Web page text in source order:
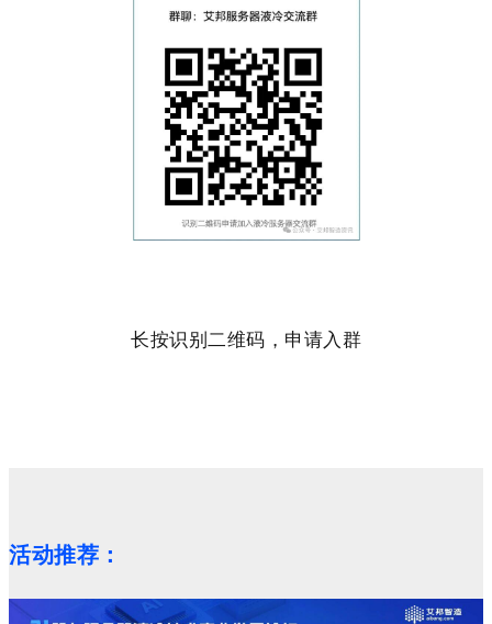
长按识别二维码，申请入群
活动推荐：